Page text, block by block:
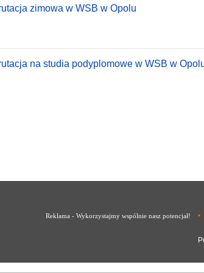
zimowa w WSB w Opolu
na studia podyplomowe w WSB w
Reklama - Wykorzystajmy wspólnie nasz potencjał! •